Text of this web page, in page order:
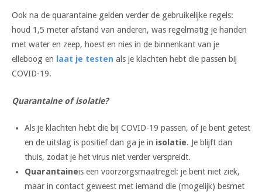
Ook na de quarantaine gelden verder de gebruikelijke regels:
houd 1,5 meter afstand van anderen, was regelmatig je handen
met water en zeep, hoest en nies in de binnenkant van je
elleboog en
laat je testen als je klachten hebt die passen bij
COVID-19.
Quarantaine of isolatie?
Als je klachten hebt die bij COVID-19 passen, of je bent getest
en de uitslag is positief dan ga je in isolatie. Je blijft dan
thuis, zodat je het virus niet verder verspreidt.
Quarantaineis een voorzorgsmaatregel: je bent niet ziek,
maar in contact geweest met iemand die (mogelijk) besmet